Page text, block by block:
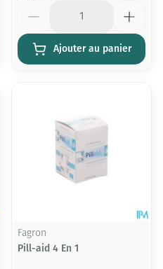
Ajouter au panier
Fagron
Pill-aid 4 En 1